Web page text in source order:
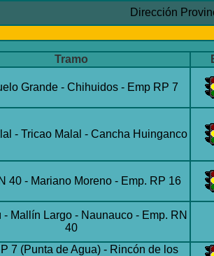
Dirección
Tramo
Grande - Chihuidos - Emp RP 7
- Tricao Malal - Cancha Huinganco
40 - Mariano Moreno - Emp. RP 16
- Mallín Largo - Naunauco - Emp. RN
40
7 (Punta de Agua) - Rincón de los